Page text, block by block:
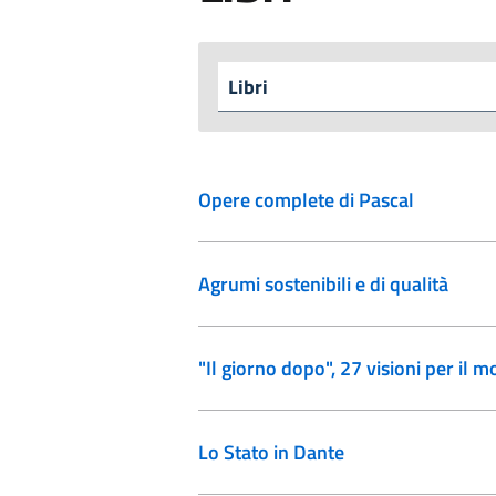
Opere complete di Pascal
Agrumi sostenibili e di qualità
"Il giorno dopo", 27 visioni per il
Lo Stato in Dante